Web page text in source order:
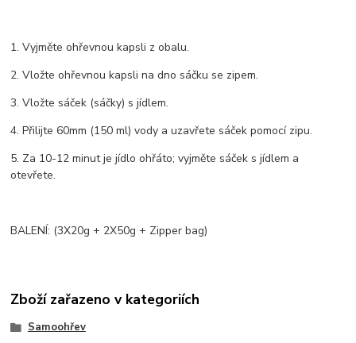
1. Vyjměte ohřevnou kapsli z obalu.
2. Vložte ohřevnou kapsli na dno sáčku se zipem.
3. Vložte sáček (sáčky) s jídlem.
4. Přilijte 60mm (150 ml) vody a uzavřete sáček pomocí zipu.
5. Za 10-12 minut je jídlo ohřáto; vyjměte sáček s jídlem a
otevřete.
BALENÍ: (3X20g + 2X50g + Zipper bag)
Zboží zařazeno v kategoriích
Samoohřev